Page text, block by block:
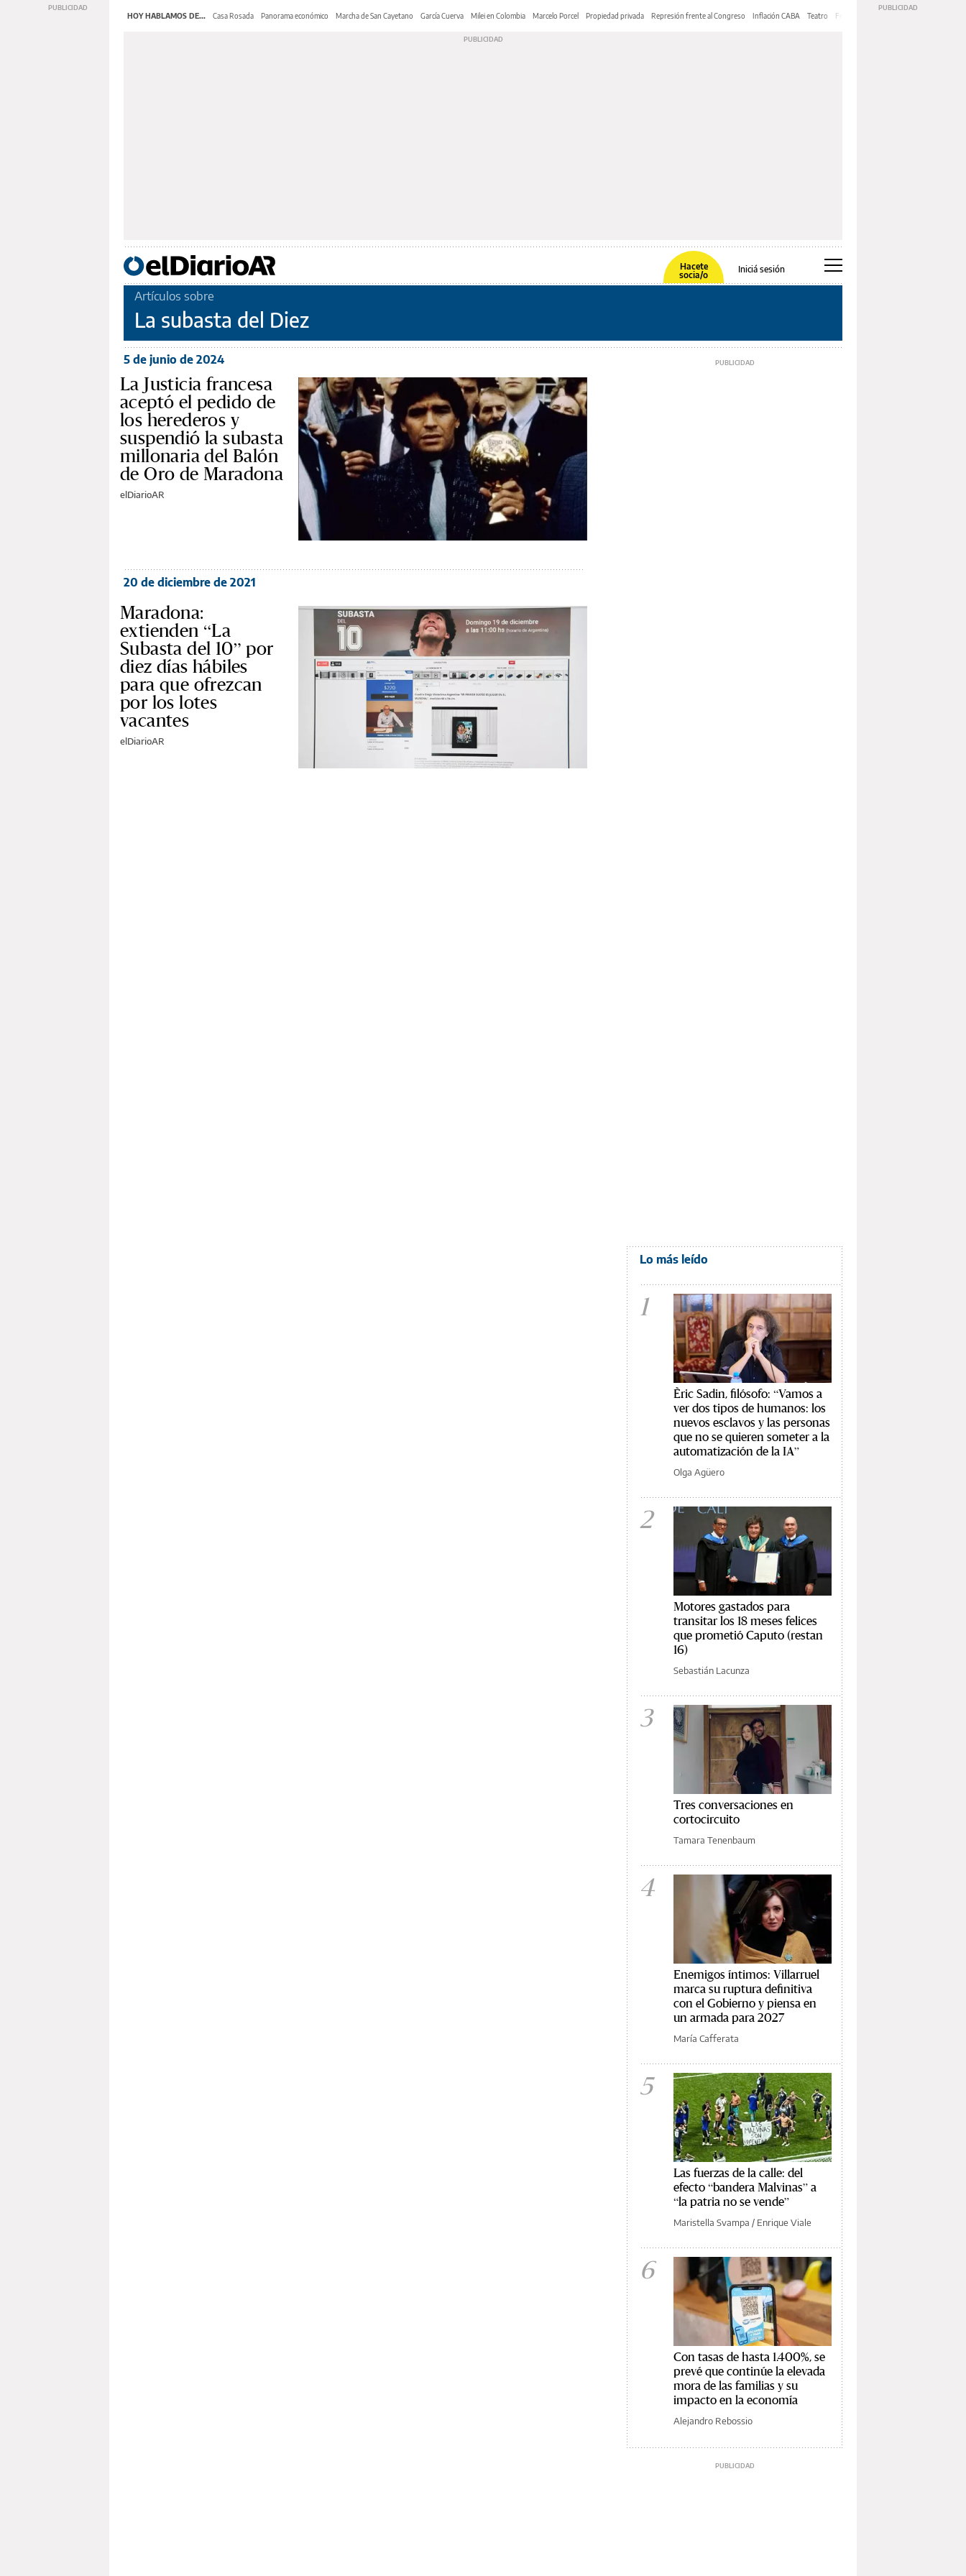
HOY HABLAMOS DE... Casa Rosada Panorama económico Marcha de San Cayetano García Cuerva Milei en Colombia Marcelo Porcel Propiedad privada Represión frente al Congreso Inflación CABA Teatro Feria de Editores
Hacete
socia/o
Iniciá sesión
Artículos sobre
La subasta del Diez
5 de junio de 2024
La Justicia francesa
aceptó el pedido de
los herederos y
suspendió la subasta
millonaria del Balón
de Oro de Maradona
elDiarioAR
20 de diciembre de 2021
Maradona:
extienden “La
Subasta del 10” por
diez días hábiles
para que ofrezcan
por los lotes
vacantes
elDiarioAR
Lo más leído
1
Èric Sadin, filósofo: “Vamos a
ver dos tipos de humanos: los
nuevos esclavos y las personas
que no se quieren someter a la
automatización de la IA”
Olga Agüero
2
Motores gastados para
transitar los 18 meses felices
que prometió Caputo (restan
16)
Sebastián Lacunza
3
Tres conversaciones en
cortocircuito
Tamara Tenenbaum
4
Enemigos íntimos: Villarruel
marca su ruptura definitiva
con el Gobierno y piensa en
un armada para 2027
María Cafferata
5
Las fuerzas de la calle: del
efecto “bandera Malvinas” a
“la patria no se vende”
Maristella Svampa / Enrique Viale
6
Con tasas de hasta 1.400%, se
prevé que continúe la elevada
mora de las familias y su
impacto en la economía
Alejandro Rebossio